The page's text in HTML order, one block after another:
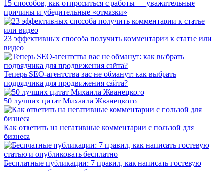
15 способов, как отпроситься с работы — уважительные
причины и убедительные «отмазки»
23 эффективных способа получить комментарии к статье или
видео
Теперь SEO-агентства вас не обманут: как выбрать
подрядчика для продвижения сайта?
50 лучших цитат Михаила Жванецкого
Как ответить на негативные комментарии с пользой для
бизнеса
Бесплатные публикации: 7 правил, как написать гостевую